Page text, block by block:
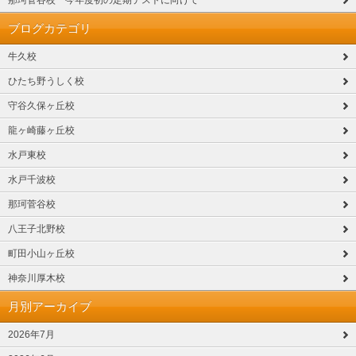
ブログカテゴリ
牛久校
ひたち野うしく校
守谷久保ヶ丘校
龍ヶ崎藤ヶ丘校
水戸東校
水戸千波校
那珂菅谷校
八王子北野校
町田小山ヶ丘校
神奈川厚木校
月別アーカイブ
2026年7月